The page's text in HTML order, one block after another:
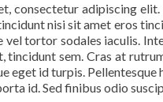
consectetur adipiscing
nisi sit amet eros
vel tortor sodales iaculis.
tincidunt sem. Cras at
eget id turpis.
id. Sed finibus odio